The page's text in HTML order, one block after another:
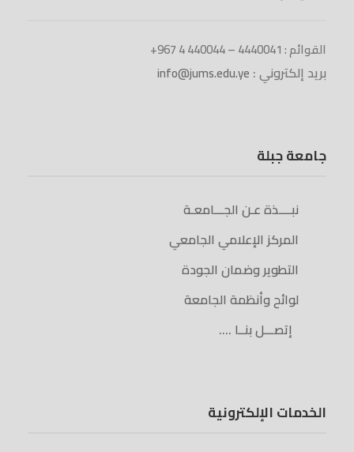
القوائم : 4440041 – 440044 4 967+
بريد إلكتروني : info@jums.edu.ye
جامعة جبلة
نبــــذة عـن الجـــامعـة
المركز الإعلامي الجامعي
التطوير وضمان الجودة
لوائح وأنظمة الجامعة
إتصـــل بنــا ….
الخدمات الإلكترونية